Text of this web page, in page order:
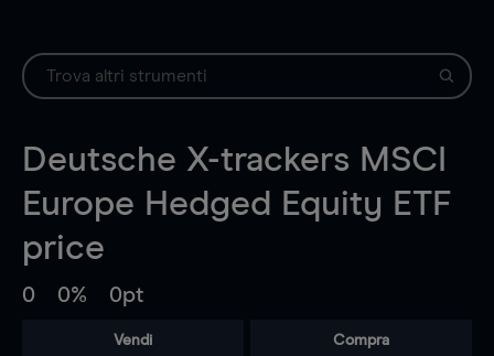
Deutsche X-trackers MSCI
Europe Hedged Equity ETF
price
0 0% 0pt
Vendi Compra